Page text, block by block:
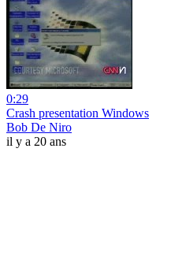
0:29
Crash presentation Windows
Bob De Niro
il y a 20 ans